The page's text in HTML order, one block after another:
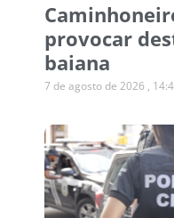
provocar
baiana
7 de agosto de 2026